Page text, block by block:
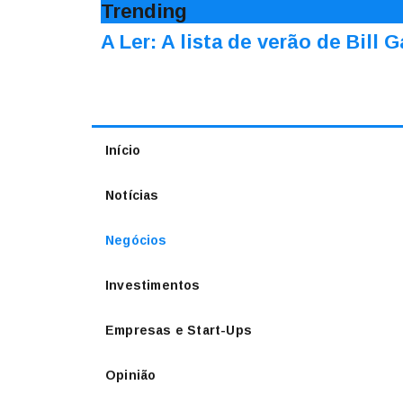
Trending
A Ler: A lista de verão de Bill
Início
Notícias
Negócios
Investimentos
Empresas e Start-Ups
Opinião